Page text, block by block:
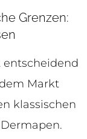
Grenzen:
entscheidend
Markt
klassischen